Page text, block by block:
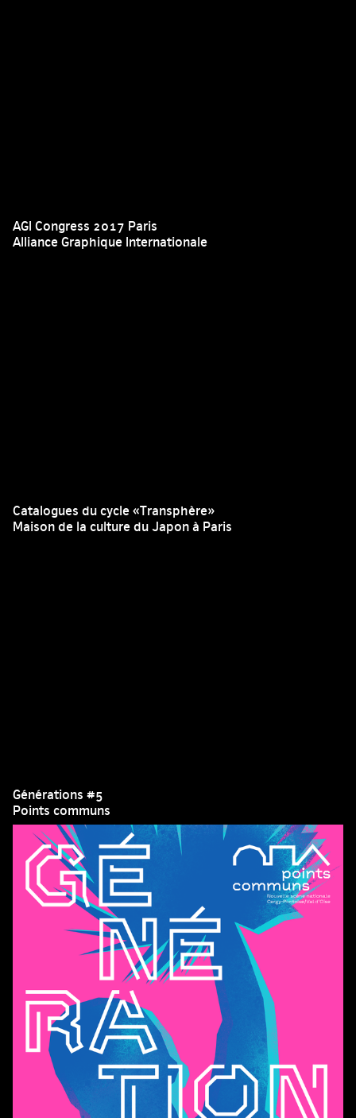
AGI Congress 2017 Paris
Alliance Graphique Internationale
Catalogues du cycle «Transphère»
Maison de la culture du Japon à Paris
Générations #5
Points communs